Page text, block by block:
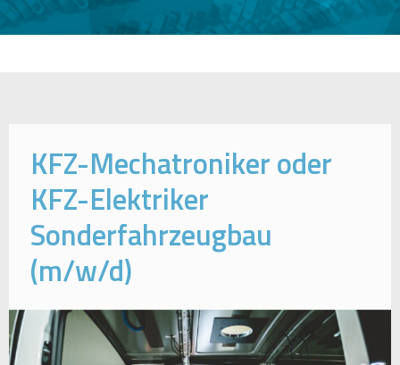
KFZ-Mechatroniker oder
KFZ-Elektriker
Sonderfahrzeugbau
(m/w/d)